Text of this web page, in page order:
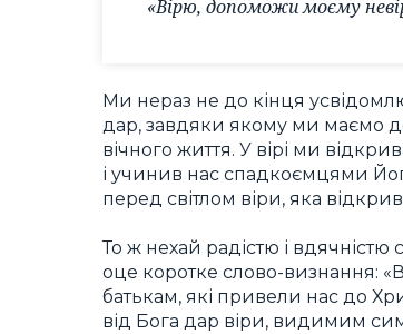
«Вірю, допоможи моєму
Ми нераз не до кінця
дар, завдяки якому ми маємо
вічного життя. У вірі ми
і учинив нас спадкоємцями
перед світлом віри, яка
То ж нехай радістю і
оце коротке слово-визнання:
батькам, які привели нас до
від Бога дар віри, видимим